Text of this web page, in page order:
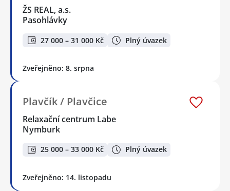
ŽS REAL, a.s.
Pasohlávky
27 000 – 31 000 Kč Plný úvazek
Zveřejněno: 8. srpna
Plavčík / Plavčice
Relaxační centrum Labe
Nymburk
25 000 – 33 000 Kč Plný úvazek
Zveřejněno: 14. listopadu